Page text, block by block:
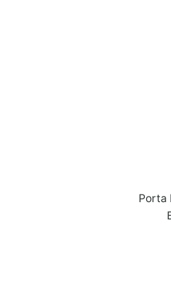
Porta